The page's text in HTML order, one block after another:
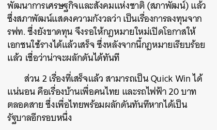
พัฒนาการเศรษฐกิจและสังคมแห่งชาติ (สภาพัฒน์) แล้ว
ซึ่งสภาพัฒน์แสดงความกังวลว่า เป็นเรื่องการลงทุนจาก
รฟท. ซึ่งยังขาดทุน จึงรอให้กฎหมายใหม่เปิดโอกาสให้
เอกชนใช้รางได้แล้วเสร็จ ซึ่งหลังจากนี้กฎหมายเรียบร้อย
แล้ว เชื่อว่าน่าจะผลักดันได้ทันที
ส่วน 2 เรื่องที่เสร็จแล้ว สามารถเป็น Quick Win ได้
แน่นอน คือเรื่องบ้านเพื่อคนไทย และรถไฟฟ้า 20 บาท
ตลอดสาย ซึ่งเพื่อไทยพร้อมผลักดันทันทีหากได้เป็น
รัฐบาลอีกรอบหนึ่ง